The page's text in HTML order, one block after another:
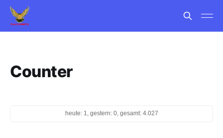
Counter
heute: 1, gestern: 0, gesamt: 4.027